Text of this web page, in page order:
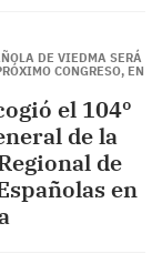
DE VIEDMA SERÁ
CONGRESO, EN
el 104º
de la
de
en